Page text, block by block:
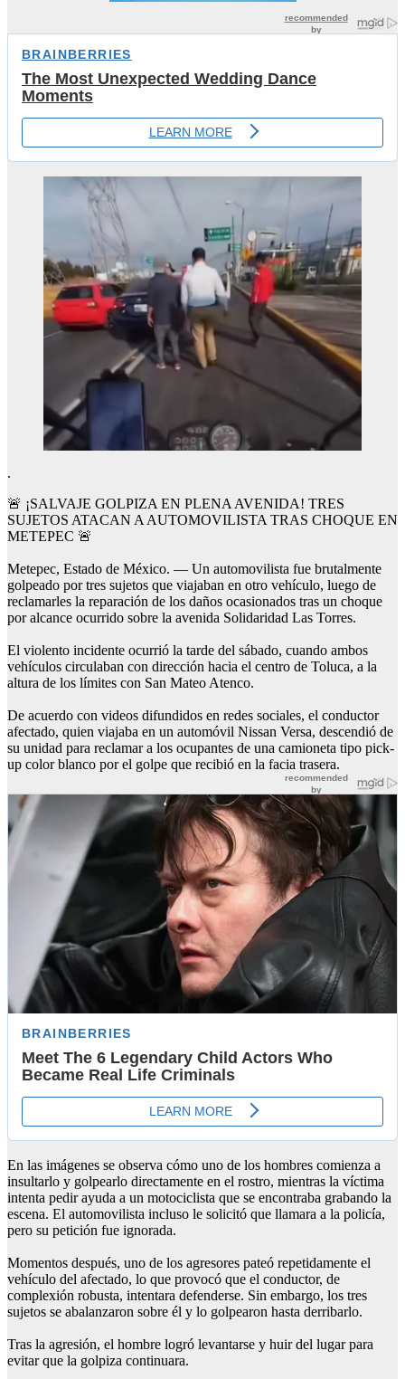
.
🚨 ¡SALVAJE GOLPIZA EN PLENA AVENIDA! TRES
SUJETOS ATACAN A AUTOMOVILISTA TRAS CHOQUE EN
METEPEC 🚨
Metepec, Estado de México. — Un automovilista fue brutalmente
golpeado por tres sujetos que viajaban en otro vehículo, luego de
reclamarles la reparación de los daños ocasionados tras un choque
por alcance ocurrido sobre la avenida Solidaridad Las Torres.
El violento incidente ocurrió la tarde del sábado, cuando ambos
vehículos circulaban con dirección hacia el centro de Toluca, a la
altura de los límites con San Mateo Atenco.
De acuerdo con videos difundidos en redes sociales, el conductor
afectado, quien viajaba en un automóvil Nissan Versa, descendió de
su unidad para reclamar a los ocupantes de una camioneta tipo pick-
up color blanco por el golpe que recibió en la facia trasera.
En las imágenes se observa cómo uno de los hombres comienza a
insultarlo y golpearlo directamente en el rostro, mientras la víctima
intenta pedir ayuda a un motociclista que se encontraba grabando la
escena. El automovilista incluso le solicitó que llamara a la policía,
pero su petición fue ignorada.
Momentos después, uno de los agresores pateó repetidamente el
vehículo del afectado, lo que provocó que el conductor, de
complexión robusta, intentara defenderse. Sin embargo, los tres
sujetos se abalanzaron sobre él y lo golpearon hasta derribarlo.
Tras la agresión, el hombre logró levantarse y huir del lugar para
evitar que la golpiza continuara.